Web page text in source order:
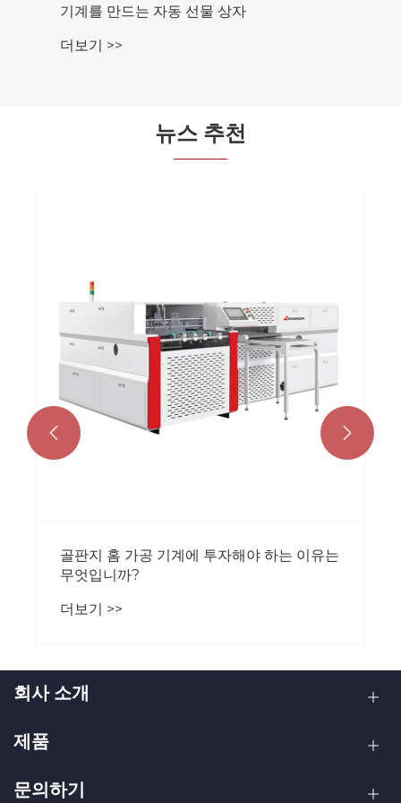
기계를 만드는 자동 선물 상자
더보기 >>
뉴스 추천
골판지 홈 가공 기계에 투자해야 하는 이유는
무엇입니까?
더보기 >>
 
회사 소개
제품
문의하기